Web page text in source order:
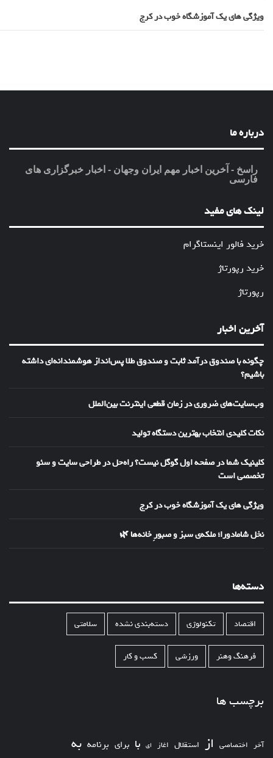
ویژگی های یک آموزشگاه خوب در کرج
درباره ما
راسخ - آخرین اخبار مهم ایران وجهان - اخبار خبرگزاری های
فارسی
لینک های مفید
خرید فالور اینستاگرام
خرید رپورتاژ
رپورتاژ
آخرین اخبار
چگونه با صندوق درآمد ثابت و صندوق طلا پس‌انداز هوشمندانه‌ای داشته
باشیم؟
وب‌سایت‌های ضروری در زمان قطعی اینترنت بین‌الملل
نکات کلیدی انتخاب بهترین دستگاه تولید
کلینیک شما در صفحه اول گوگل نیست؟ راه‌حل در طراحی سایت و سئو
تخصصی است
ویژگی های یک آموزشگاه خوب در کرج
نخل شامادورا؛ ملکه‌ی سبز و صبورِ خانه‌ها 🌿
دسته‌ها
اقتصاد تکنولوژی دسته‌بندی نشده سلامتی
فرهنگ وهنر ورزشی کسب و کار
برچسب ها
آخر اختصاصی از استقلال اغاز ای با برای برنامه به